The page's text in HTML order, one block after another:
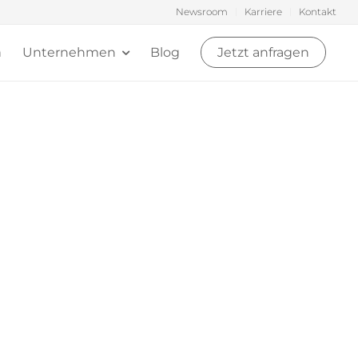
Newsroom Karriere Kontakt
Unternehmen Blog Jetzt anfragen